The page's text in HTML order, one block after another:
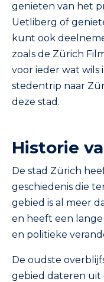
genieten van het
Uetliberg of
kunt ook
zoals de Zürich
voor ieder wat
stedentrip naar
deze stad.
Historie
De stad Zürich
geschiedenis die
gebied is al meer
en heeft een
en politieke
De oudste
gebied dateren uit